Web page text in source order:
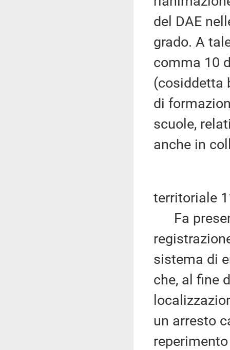
del DAE
grado. A
comma 10
(cosiddetta
di
scuole,
anche in
territoriale
Fa
sistema di
che, al fine
un arresto